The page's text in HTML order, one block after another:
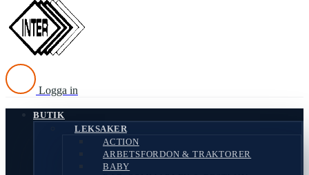
Logga in
BUTIK
LEKSAKER
ACTION
ARBETSFORDON & TRAKTORER
BABY